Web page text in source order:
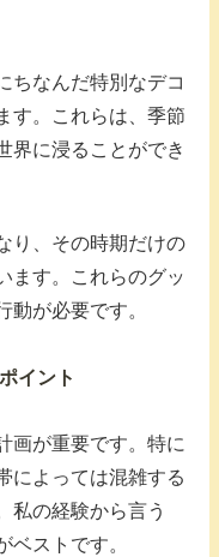
ちなんだ特別なデコ
す。これらは、季節
界に浸ることができ
り、その時期だけの
ます。これらのグッ
動が必要です。
イント
画が重要です。特に
によっては混雑する
私の経験から言う
ベストです。